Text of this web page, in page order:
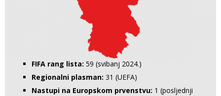
FIFA rang lista: 59 (svibanj 2024.)
Regionalni plasman: 31 (UEFA)
Nastupi na Europskom prvenstvu: 1 (posljednji